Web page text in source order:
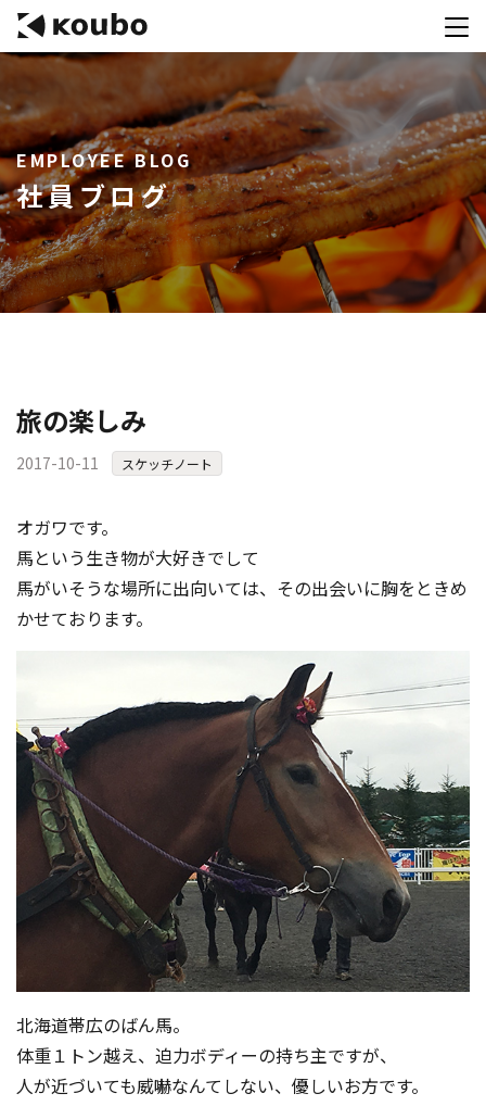
サービス
会社案内
実績紹介
採用情報
資料ダウンロード
コンテストを主催される方へ
公募運営SaaS 「Kouboプランナー」
事例紹介
事務局アウトソーシング
ト情報を「Koubo」に無料で
紹介させていただきます
無料掲載お申し込み
掲載内容のご確認はこちら
ログイン
EMPLOYEE BLOG
社員ブログ
旅の楽しみ
2017-10-11 スケッチノート
オガワです。
馬という生き物が大好きでして
馬がいそうな場所に出向いては、その出会いに胸をときめ
かせております。
北海道帯広のばん馬。
体重１トン越え、迫力ボディーの持ち主ですが、
人が近づいても威嚇なんてしない、優しいお方です。